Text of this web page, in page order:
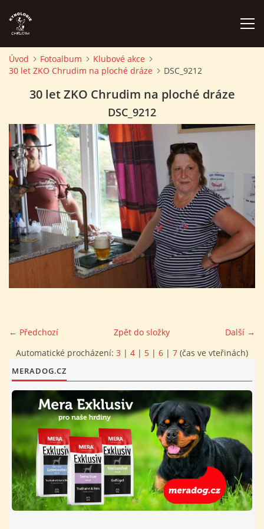
ÚVOD
ZÁVODY A PROPOZICE
PSÍ AKADEMIE
PŘÍSPĚVKY A POPLATKY
KONTAKTY KK
FOTOALBUM
O NÁS - HISTORIE A SOUČASNOST
AVZO TSČ ČR CHRUDIM P.S.
VÝBOR KK
Úvod Fotoalbum
Klubové akce
30 let ZKO Chrudim na ploché dráze
DSC_9212
30 let ZKO Chrudim na ploché dráze
DSC_9212
← Předchozí Další →
Zpět do složky
Automatické procházení: 3 | 4 | 5 | 6 | 7 (čas ve vteřinách)
MERADOG.CZ